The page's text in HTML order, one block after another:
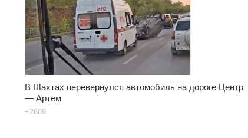
В Шахтах перевернулся автомобиль на дороге Центр
— Артем
+2609